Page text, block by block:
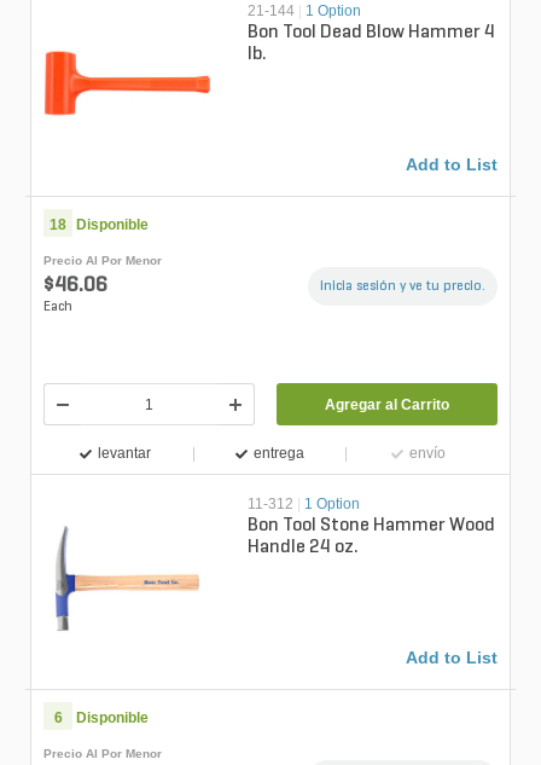
21-144 | 1 Option
Bon Tool Dead Blow Hammer 4
lb.
Add to List
18 Disponible
Precio Al Por Menor
$46.06
Each
Inicia sesión y ve tu precio.
Agregar al Carrito
levantar entrega envío
11-312 | 1 Option
Bon Tool Stone Hammer Wood
Handle 24 oz.
Add to List
6 Disponible
Precio Al Por Menor